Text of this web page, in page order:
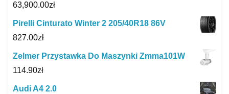
63,900.00zł
Pirelli Cinturato Winter 2 205/40R18 86V
827.00zł
Zelmer Przystawka Do Maszynki Zmma101W
114.90zł
Audi A4 2.0